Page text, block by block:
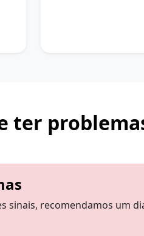
ter
sinais, recomendamos um